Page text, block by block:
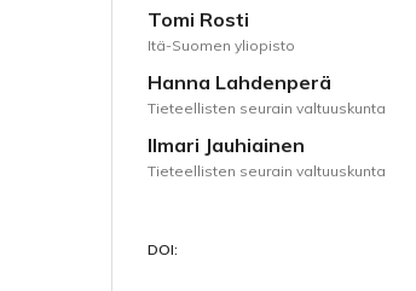
Tomi Rosti
Itä-Suomen yliopisto
Hanna Lahdenperä
Tieteellisten seurain valtuuskunta
Ilmari Jauhiainen
Tieteellisten seurain valtuuskunta
DOI: